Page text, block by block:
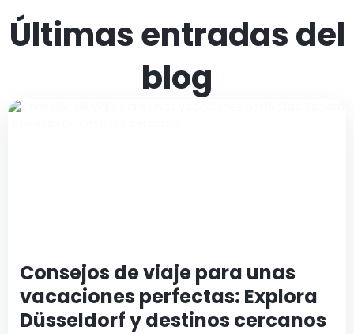
Últimas entradas del
blog
Consejos de viaje para unas
vacaciones perfectas: Explora
Düsseldorf y destinos cercanos